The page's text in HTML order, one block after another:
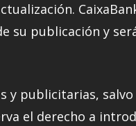
su publicación y
y publicitarias,
el derecho a